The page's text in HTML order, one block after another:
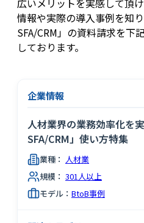
情報や実際の導入事例を知
SFA/CRM」の資料請求を下
しております。
企業情報
人材業界の業務効率化を
SFA/CRM」使い方特集
業種： 人材業
規模： 301人以上
モデル： BtoB事例